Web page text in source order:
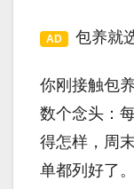
AD 包养就
你刚接触包
数个念头：
得怎样，周
单都列好了